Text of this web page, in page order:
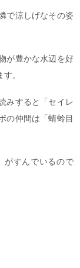
で涼しげなその姿
が豊かな水辺を好
。
みすると「セイレ
の仲間は「蜻蛉目
がすんでいるので